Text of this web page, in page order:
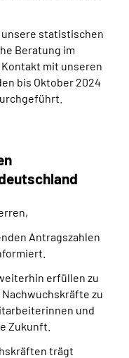
unsere statistischen
Beratung im
mit unseren
bis Oktober 2024
Antragszahlen
erfüllen zu
zu
und
Zukunft.
trägt